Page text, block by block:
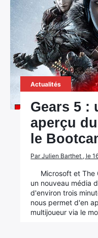
Actualités
Gears 5 :
aperçu
le
Par Julien Barthet , le
Microsoft et The
un nouveau média
d'environ trois
nous permet d'en
multijoueur via le
Rechercher